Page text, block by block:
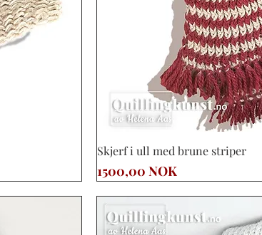
Vista rápida
Skjerf i ull med brune striper
Precio
1500,00 NOK